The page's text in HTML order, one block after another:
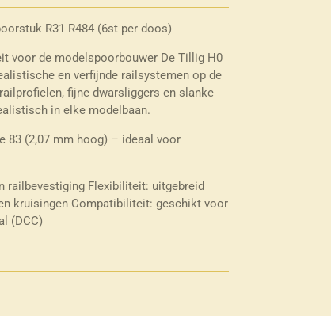
R31 R484 (6st per doos)
voor de modelspoorbouwer De Tillig H0
en verfijnde railsystemen op de
fijne dwarsliggers en slanke
in elke modelbaan.
83 (2,07 mm hoog) – ideaal voor
railbevestiging Flexibiliteit: uitgebreid
kruisingen Compatibiliteit: geschikt voor
(DCC)